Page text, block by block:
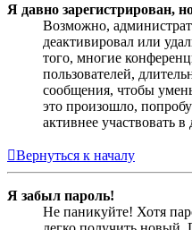
Я давно зарегистрирован,
Возможно,
деактивировал или
того, многие
пользователей,
сообщения, чтобы
это произошло,
активнее участвовать в
Вернуться к началу
Я забыл пароль!
Не паникуйте! Хотя